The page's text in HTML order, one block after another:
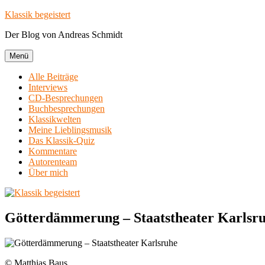
Zum
springen
Klassik begeistert
Der Blog von Andreas Schmidt
Menü
Alle Beiträge
Interviews
CD-Besprechungen
Buchbesprechungen
Klassikwelten
Meine Lieblingsmusik
Das Klassik-Quiz
Kommentare
Autorenteam
Über mich
Götterdämmerung – Staatstheater
© Matthias Baus